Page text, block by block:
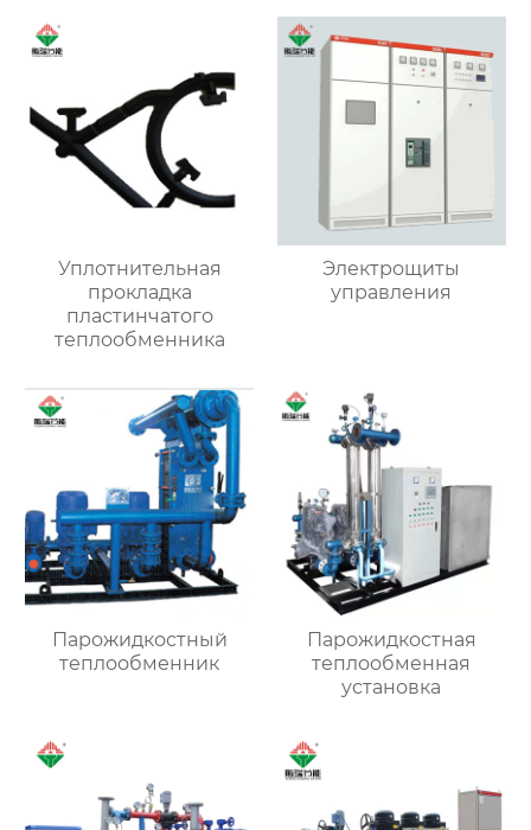
Уплотнительная
прокладка
пластинчатого
теплообменника
Электрощиты
управления
Парожидкостный
теплообменник
Парожидкостная
теплообменная
установка